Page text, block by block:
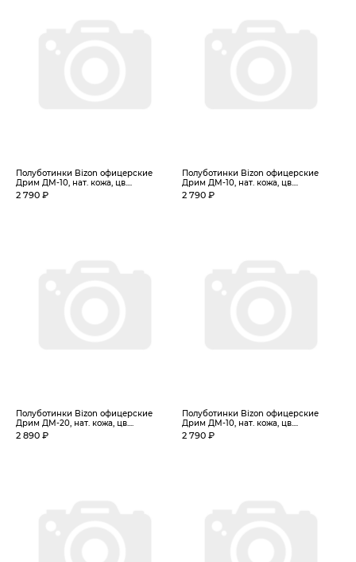
Полуботинки Bizon офицерские
Дрим ДМ-10, нат. кожа, цв....
2 790 ₽
Полуботинки Bizon офицерские
Дрим ДМ-10, нат. кожа, цв....
2 790 ₽
Полуботинки Bizon офицерские
Дрим ДМ-20, нат. кожа, цв....
2 890 ₽
Полуботинки Bizon офицерские
Дрим ДМ-10, нат. кожа, цв....
2 790 ₽